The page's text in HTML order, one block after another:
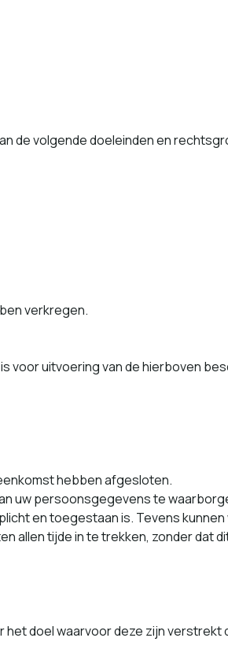
de vol­gende doelein­den en
verkregen.
voor uitvo­er­ing van de hier­boven
hebben afgesloten.
uw per­soon­s­gegevens te
en toeges­taan is. Tevens
allen tijde in te trekken, zon­der dat
doel waar­voor deze zijn ver­strekt